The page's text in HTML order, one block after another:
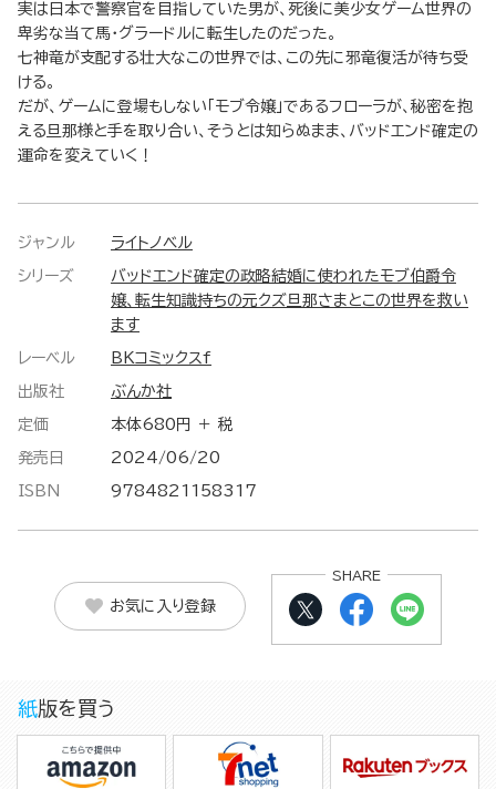
実は日本で警察官を目指していた男が、死後に美少女ゲーム世界の
卑劣な当て馬・グラードルに転生したのだった。
七神竜が支配する壮大なこの世界では、この先に邪竜復活が待ち受
ける。
だが、ゲームに登場もしない「モブ令嬢」であるフローラが、秘密を抱
える旦那様と手を取り合い、そうとは知らぬまま、バッドエンド確定の
運命を変えていく！
ジャンル ライトノベル
シリーズ
バッドエンド確定の政略結婚に使われたモブ伯爵令
嬢、転生知識持ちの元クズ旦那さまとこの世界を救い
ます
レーベル BKコミックスf
出版社 ぶんか社
定価 本体680円 ＋ 税
発売日 2024/06/20
ISBN 9784821158317
お気に入り登録
SHARE
紙版を買う